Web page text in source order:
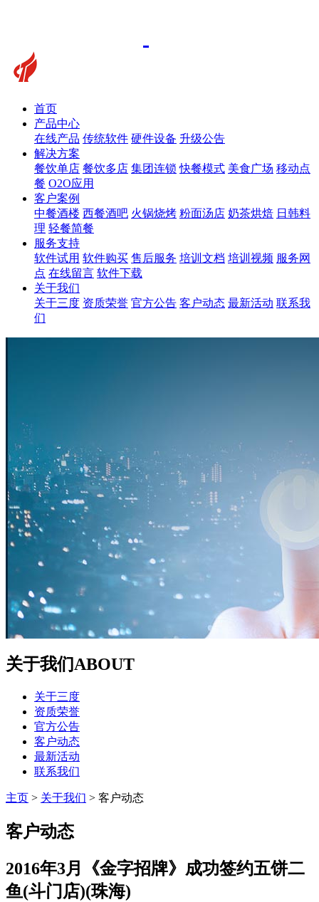
首页
产品中心
在线产品 传统软件 硬件设备 升级公告
解决方案
餐饮单店 餐饮多店 集团连锁 快餐模式 美食广场 移动点
餐 O2O应用
客户案例
中餐酒楼 西餐酒吧 火锅烧烤 粉面汤店 奶茶烘焙 日韩料
理 轻餐简餐
服务支持
软件试用 软件购买 售后服务 培训文档 培训视频 服务网
点 在线留言 软件下载
关于我们
关于三度 资质荣誉 官方公告 客户动态 最新活动 联系我
们
关于我们ABOUT
关于三度
资质荣誉
官方公告
客户动态
最新活动
联系我们
主页 > 关于我们 > 客户动态
客户动态
2016年3月《金字招牌》成功签约五饼二
鱼(斗门店)(珠海)